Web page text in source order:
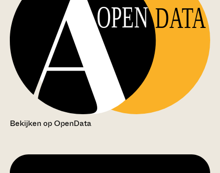
OPEN DATA
Bekijken op OpenData